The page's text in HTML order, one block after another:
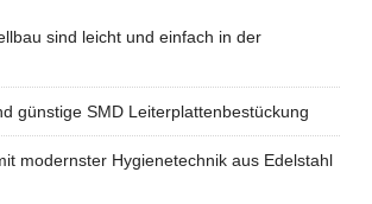
sind leicht und einfach in der
günstige SMD Leiterplattenbestückung
modernster Hygienetechnik aus Edelstahl